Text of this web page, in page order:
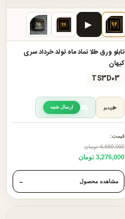
▶
تابلو ورق طلا نماد ماه تولد خرداد سری
کیهان
TS3D03
▶ویدیو ارسال شنبه
قیمت:
4,680,000 تومان
3,276,000 تومان
مشاهده محصول ←